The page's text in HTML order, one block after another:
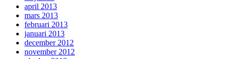
april 2013
mars 2013
februari 2013
januari 2013
december 2012
november 2012